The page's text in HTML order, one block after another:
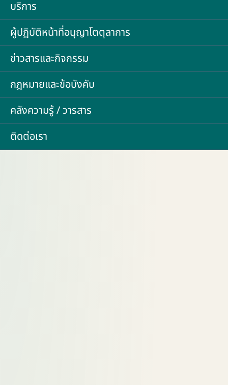
บริการ
ผู้ปฏิบัติหน้าที่อนุญาโตตุลาการ
ข่าวสารและกิจกรรม
กฎหมายและข้อบังคับ
คลังความรู้ / วารสาร
ติดต่อเรา